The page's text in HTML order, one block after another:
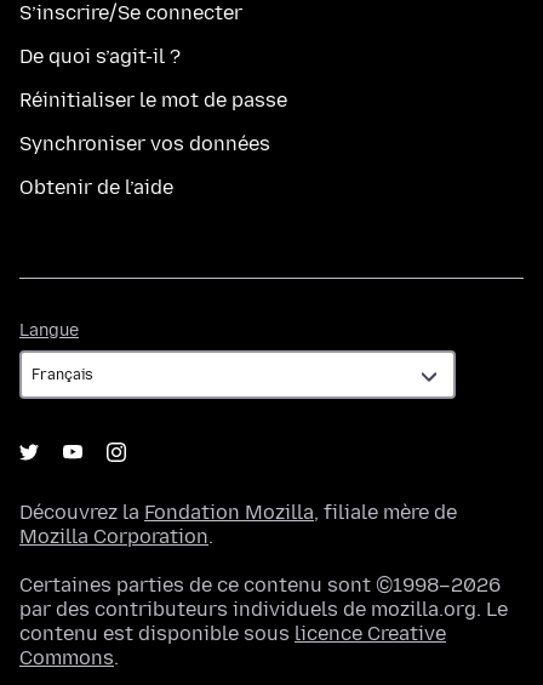
S’inscrire/Se connecter
De quoi s’agit-il ?
Réinitialiser le mot de passe
Synchroniser vos données
Obtenir de l’aide
Langue
Découvrez la Fondation Mozilla, filiale mère de
Mozilla Corporation.
Certaines parties de ce contenu sont ©1998–2026
par des contributeurs individuels de mozilla.org. Le
contenu est disponible sous licence Creative
Commons.